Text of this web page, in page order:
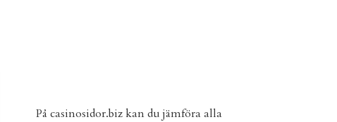
På casinosidor.bizkan du jämföra alla